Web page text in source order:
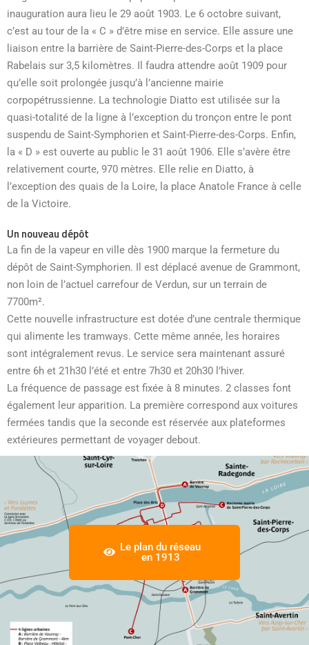
inauguration aura lieu le 29 août 1903. Le 6 octobre suivant,
c’est au tour de la « C » d’être mise en service. Elle assure une
liaison entre la barrière de Saint-Pierre-des-Corps et la place
Rabelais sur 3,5 kilomètres. Il faudra attendre août 1909 pour
qu’elle soit prolongée jusqu’à l’ancienne mairie
corpopétrussienne. La technologie Diatto est utilisée sur la
quasi-totalité de la ligne à l’exception du tronçon entre le pont
suspendu de Saint-Symphorien et Saint-Pierre-des-Corps. Enfin,
la « D » est ouverte au public le 31 août 1906. Elle s’avère être
relativement courte, 970 mètres. Elle relie en Diatto, à
l’exception des quais de la Loire, la place Anatole France à celle
de la Victoire.
Un nouveau dépôt
La fin de la vapeur en ville dès 1900 marque la fermeture du
dépôt de Saint-Symphorien. Il est déplacé avenue de Grammont,
non loin de l’actuel carrefour de Verdun, sur un terrain de
7700m².
Cette nouvelle infrastructure est dotée d’une centrale thermique
qui alimente les tramways. Cette même année, les horaires
sont intégralement revus. Le service sera maintenant assuré
entre 6h et 21h30 l’été et entre 7h30 et 20h30 l’hiver.
La fréquence de passage est fixée à 8 minutes. 2 classes font
également leur apparition. La première correspond aux voitures
fermées tandis que la seconde est réservée aux plateformes
extérieures permettant de voyager debout.
Le plan du réseau
en 1913